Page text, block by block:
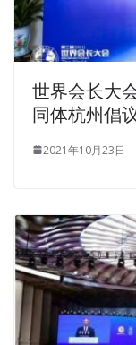
世界会长大
同体杭州倡
2021年10月23日